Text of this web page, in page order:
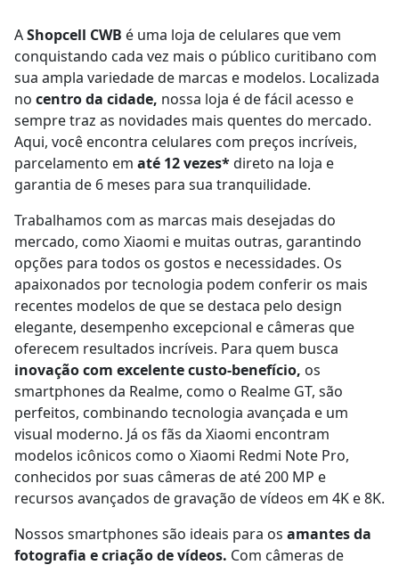
AShopcell CWB é uma loja de celulares que vem
conquistando cada vez mais o público curitibano com
sua ampla variedade de marcas e modelos. Localizada
no centro da cidade, nossa loja é de fácil acesso e
sempre traz as novidades mais quentes do mercado.
Aqui, você encontra celulares com preços incríveis,
parcelamento em até 12 vezes*direto na loja e
garantia de 6 meses para sua tranquilidade.
Trabalhamos com as marcas mais desejadas do
mercado, como Xiaomi e muitas outras, garantindo
opções para todos os gostos e necessidades. Os
apaixonados por tecnologia podem conferir os mais
recentes modelos de que se destaca pelo design
elegante, desempenho excepcional e câmeras que
oferecem resultados incríveis. Para quem busca
inovação com excelente custo-benefício, os
smartphones da Realme, como o Realme GT, são
perfeitos, combinando tecnologia avançada e um
visual moderno. Já os fãs da Xiaomi encontram
modelos icônicos como o Xiaomi Redmi Note Pro,
conhecidos por suas câmeras de até 200 MP e
recursos avançados de gravação de vídeos em 4K e 8K.
Nossos smartphones são ideais para os amantes da
fotografia e criação de vídeos. Com câmeras de